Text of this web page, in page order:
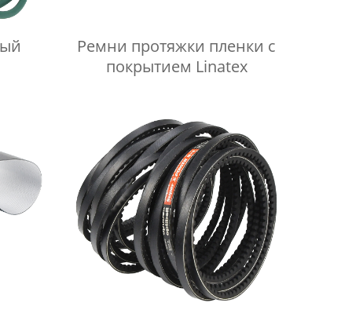
Ремни протяжки пленки с
покрытием Linatex